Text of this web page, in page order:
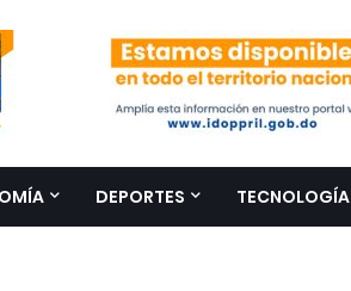
DEPORTES TECNOLOGÍA